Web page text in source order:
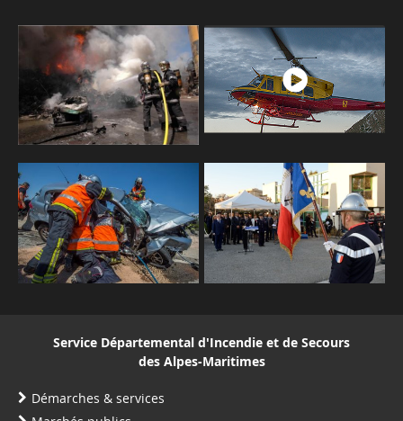
Service Départemental d'Incendie et de Secours
des Alpes-Maritimes
Démarches & services